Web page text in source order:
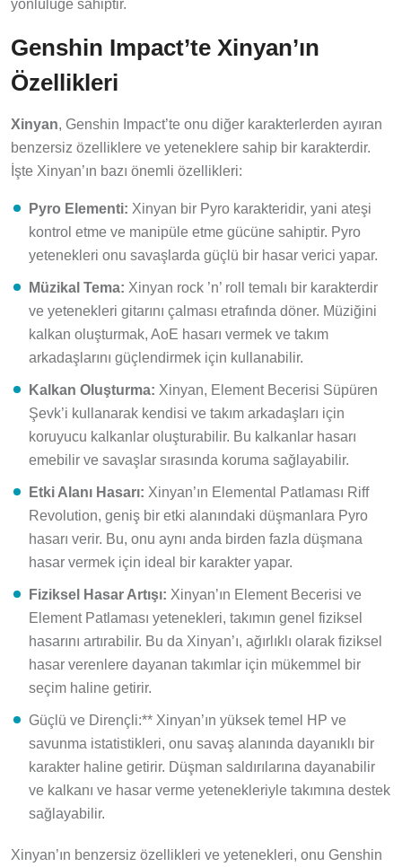
Genshin Impact’te Xinyan’ın
Özellikleri
Xinyan , Genshin Impact’te onu diğer karakterlerden ayıran
benzersiz özelliklere ve yeteneklere sahip bir karakterdir.
İşte Xinyan’ın bazı önemli özellikleri:
Pyro Elementi: Xinyan bir Pyro karakteridir, yani ateşi
kontrol etme ve manipüle etme gücüne sahiptir. Pyro
yetenekleri onu savaşlarda güçlü bir hasar verici yapar.
Müzikal Tema: Xinyan rock ’n’ roll temalı bir karakterdir
ve yetenekleri gitarını çalması etrafında döner. Müziğini
kalkan oluşturmak, AoE hasarı vermek ve takım
arkadaşlarını güçlendirmek için kullanabilir.
Kalkan Oluşturma: Xinyan, Element Becerisi Süpüren
Şevk’i kullanarak kendisi ve takım arkadaşları için
koruyucu kalkanlar oluşturabilir. Bu kalkanlar hasarı
emebilir ve savaşlar sırasında koruma sağlayabilir.
Etki Alanı Hasarı: Xinyan’ın Elemental Patlaması Riff
Revolution, geniş bir etki alanındaki düşmanlara Pyro
hasarı verir. Bu, onu aynı anda birden fazla düşmana
hasar vermek için ideal bir karakter yapar.
Fiziksel Hasar Artışı: Xinyan’ın Element Becerisi ve
Element Patlaması yetenekleri, takımın genel fiziksel
hasarını artırabilir. Bu da Xinyan’ı, ağırlıklı olarak fiziksel
hasar verenlere dayanan takımlar için mükemmel bir
seçim haline getirir.
Güçlü ve Dirençli:** Xinyan’ın yüksek temel HP ve
savunma istatistikleri, onu savaş alanında dayanıklı bir
karakter haline getirir. Düşman saldırılarına dayanabilir
ve kalkanı ve hasar verme yetenekleriyle takımına destek
sağlayabilir.
Xinyan’ın benzersiz özellikleri ve yetenekleri, onu Genshin